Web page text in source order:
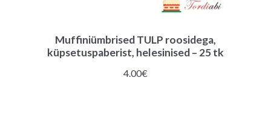
Muffiniümbrised TULP roosidega,
küpsetuspaberist, helesinised – 25 tk
4.00€